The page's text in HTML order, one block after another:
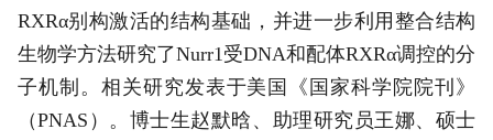
RXRα别构激活的结构基础，并进一步利用整合结构
生物学方法研究了Nurr1受DNA和配体RXRα调控的分
子机制。相关研究发表于美国《国家科学院院刊》
（PNAS）。博士生赵默晗、助理研究员王娜、硕士